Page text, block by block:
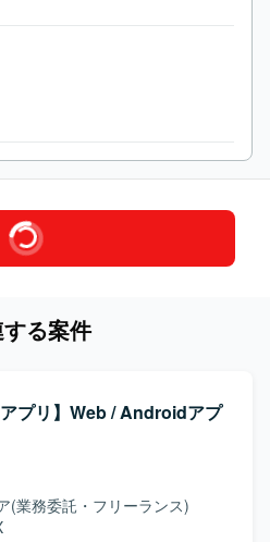
る案件
プリ】Web / Androidアプ
(業務委託・フリーランス)